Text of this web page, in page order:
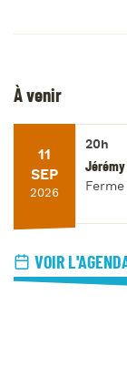
À venir
11
SEP
2026
20h
Jérémy
VOIR